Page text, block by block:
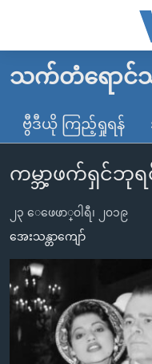
လွယ်ကူ
သည့်
များ
ပင်မ
အကြောင်းအရာ
ကျော်
ကြည့်
ပင်မ
မူလစာမျက်နှာ
မြန်မာ
ကမ္ဘာ့သတင်းများ
နိုင်ငံတကာ
အစ္စရေး-ပါလက်စတိုင်း
ဗွီဒီယို
ရပ်ဝန်းတခု လမ်းတခု အ
အင်္ဂလိပ်စာလေ့လာမယ်
အမေရိကန်သုံးအီဒီယံ
မကြေးမုံရဲ့ အင်္ဂလိပ်စာ
ရုပ်ရှင်ထဲက အင်္ဂလိပ်စာ
အပတ်စဉ်ကဏ္ဍများ
ရေဒီယို
တီဗွီ
ရေဒီယိုနှင့်ရုပ်သံ အချက်အ
ရေဒီယို/တီဗွီအစီအစဉ်
သက်တံရောင်
ဗွီဒီယို ကြည့်ရှုရန်
ကမ္ဘာ့ဖက်ရှင်
၂၃ ေဖေဖာ္၀ါရီ၊ ၂၀၁၉
အေးသန္တာကျော်
No media